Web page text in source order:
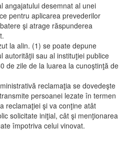
angajatului desemnat al unei
pentru aplicarea prevederilor
şi atrage răspunderea
la alin. (1) se poate depune
autorităţii sau al instituţiei publice
de zile de la luarea la cunoştinţă de
reclamaţia se dovedeşte
persoanei lezate în termen
reclamaţiei şi va conţine atât
solicitate iniţial, cât şi menţionarea
împotriva celui vinovat.